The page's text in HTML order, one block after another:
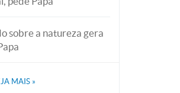
sobre a natureza gera
MAIS »